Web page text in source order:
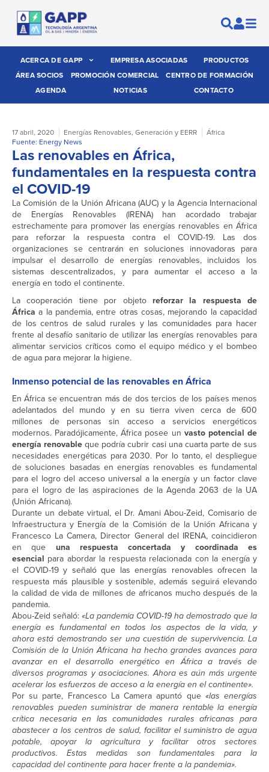
ACERCA DE GAPP EMPRESA ASOCIADAS
PRODUCTOS
ÁREA SOCIOS
PROMOCIÓN COMERCIAL
CENTRO DE FORMACIÓN
AGENDA
NOTICIAS CONTACTO
17 abril, 2020 Energías Renovables, Generación y EERR
África
Fuente: Energy News
Las renovables en África,
fundamentales en la respuesta contra
el COVID-19
La Comisión de la Unión Africana (AUC) y la Agencia Internacional
de Energías Renovables (IRENA) han acordado trabajar
estrechamente para promover las energías renovables en África
para reforzar la respuesta contra el COVID-19. Las dos
organizaciones se centrarán en soluciones innovadoras para
impulsar el desarrollo de energías renovables, incluidos los
sistemas descentralizados, y para aumentar el acceso a la
energía en todo el continente.
La cooperación tiene por objetoreforzar la respuesta de
África a la pandemia, entre otras cosas, mejorando la capacidad
de los centros de salud rurales y las comunidades para hacer
frente al desafío sanitario de utilizar las energías renovables para
alimentar servicios críticos como el equipo médico y el bombeo
de agua para mejorar la higiene.
Inmenso potencial de las renovables en África
En África se encuentran más de dos tercios de los países menos
adelantados del mundo y en su tierra viven cerca de 600
millones de personas sin acceso a servicios energéticos
modernos. Paradójicamente, África posee un vasto potencial de
energía renovable que podría cubrir casi una cuarta parte de sus
necesidades energéticas para 2030. Por lo tanto, el despliegue
de soluciones basadas en energías renovables es fundamental
para el logro del acceso universal a la energía y un factor clave
para el logro de las aspiraciones de la Agenda 2063 de la UA
(Unión Africana).
Durante un debate virtual, el Dr. Amani Abou-Zeid, Comisario de
Infraestructura y Energía de la Comisión de la Unión Africana y
Francesco La Camera, Director General del IRENA, coincidieron
en que una respuesta concertada y coordinada es
esencial para abordar la respuesta relacionada con la energía y
el COVID-19 y señaló que las energías renovables ofrecen la
respuesta más plausible y sostenible, además seguirá elevando
la calidad de vida de millones de africanos mucho después de la
pandemia.
Abou-Zeid señaló: «La pandemia COVID-19 ha demostrado que la
energía es fundamental en todos los aspectos de la vida, y
ahora está demostrando ser una cuestión de supervivencia. La
Comisión de la Unión Africana ha hecho grandes avances para
avanzar en el desarrollo energético en África a través de
diversos programas y asociaciones. Ahora es aún más urgente
acelerar los esfuerzos de acceso a la energía en el continente».
Por su parte, Francesco La Camera apuntó que «las energías
renovables pueden suministrar de manera rentable la energía
crítica necesaria en las comunidades rurales africanas para
abastecer a los centros de salud, facilitar el suministro de agua
potable, apoyar la agricultura y facilitar otros sectores
productivos. Estas medidas son fundamentales para la
capacidad del continente para hacer frente a la pandemia».